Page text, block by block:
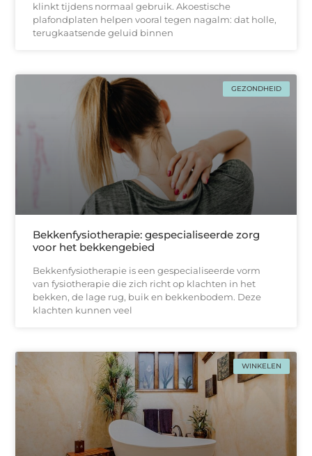
klinkt tijdens normaal gebruik. Akoestische
plafondplaten helpen vooral tegen nagalm: dat holle,
terugkaatsende geluid binnen
GEZONDHEID
Bekkenfysiotherapie: gespecialiseerde zorg
voor het bekkengebied
Bekkenfysiotherapie is een gespecialiseerde vorm
van fysiotherapie die zich richt op klachten in het
bekken, de lage rug, buik en bekkenbodem. Deze
klachten kunnen veel
WINKELEN